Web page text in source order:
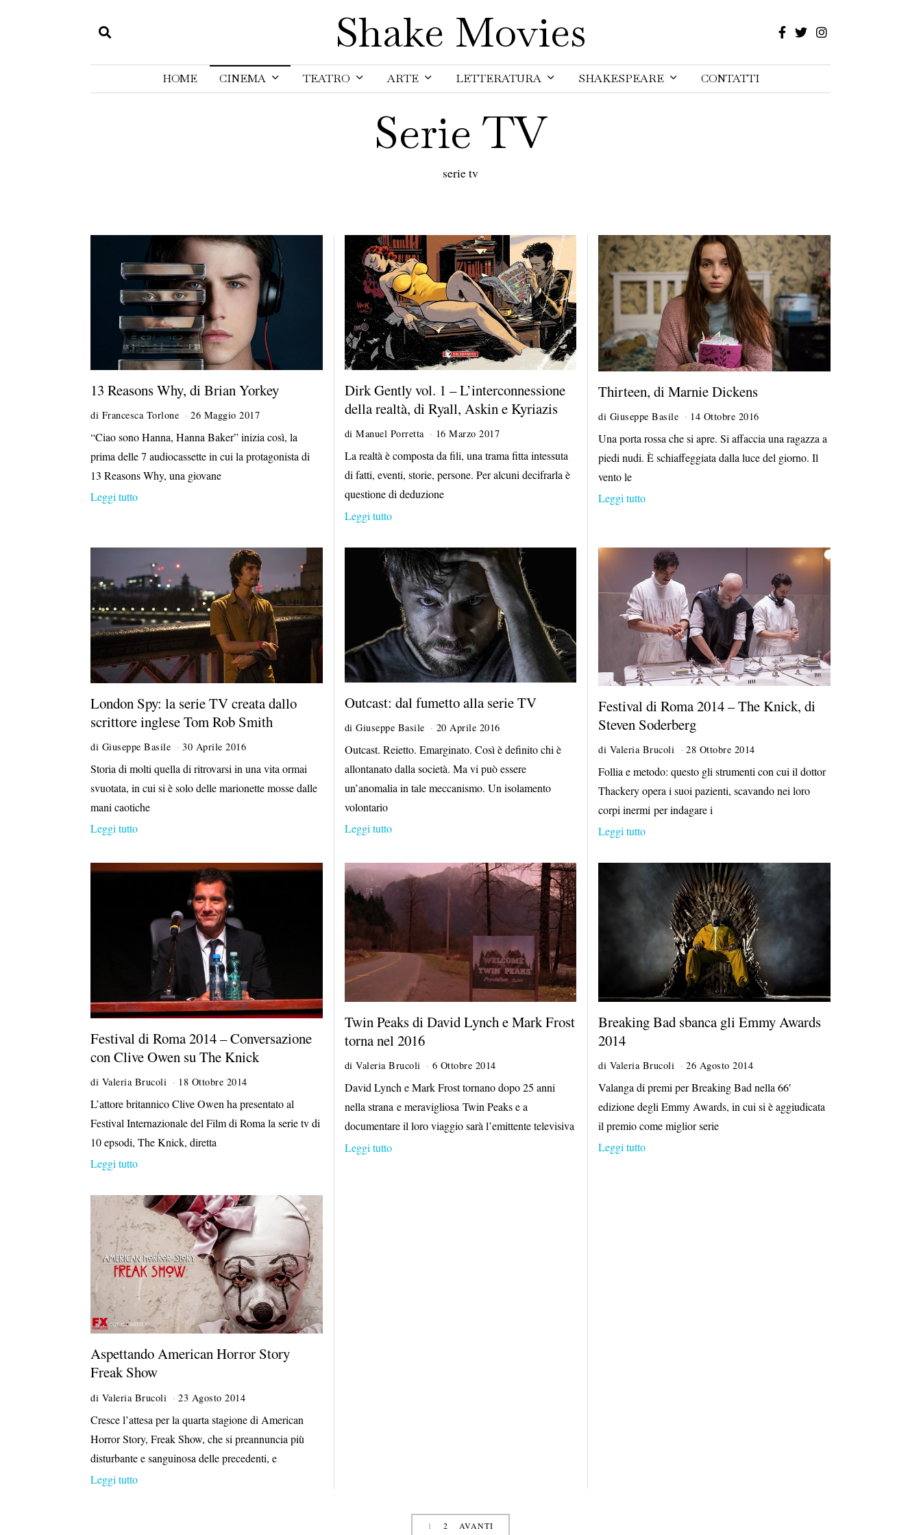
Shake Movies
HOME CINEMA TEATRO ARTE LETTERATURA SHAKESPEARE CONTATTI
Serie TV
serie tv
13 Reasons Why, di Brian Yorkey
di Francesca Torlone 26 Maggio 2017
M
a
2
1
“Ciao sono Hanna, Hanna Baker” inizia così, la
prima delle 7 audiocassette in cui la protagonista di
13 Reasons Why, una giovane
Leggi tutto
Dirk Gently vol. 1 – L’interconnessione
della realtà, di Ryall, Askin e Kyriazis
diManuel Porretta 16 Marzo 2017
La realtà è composta da fili, una trama fitta intessuta
di fatti, eventi, storie, persone. Per alcuni decifrarla è
questione di deduzione
Leggi tutto
Thirteen, di Marnie Dickens
di Giuseppe Basile 14 Ottobre 2016
Una porta rossa che si apre. Si affaccia una ragazza a
piedi nudi. È schiaffeggiata dalla luce del giorno. Il
vento le
Leggi tutto
London Spy: la serie TV creata dallo
scrittore inglese Tom Rob Smith
di Giuseppe Basile 30 Aprile 2016
Storia di molti quella di ritrovarsi in una vita ormai
svuotata, in cui si è solo delle marionette mosse dalle
mani caotiche
Leggi tutto
Outcast: dal fumetto alla serie TV
diGiuseppe Basile 20 Aprile 2016
Outcast. Reietto. Emarginato. Così è definito chi è
allontanato dalla società. Ma vi può essere
un’anomalia in tale meccanismo. Un isolamento
volontario
Leggi tutto
Festival di Roma 2014 – The Knick, di
Steven Soderberg
di Valeria Brucoli 28 Ottobre 2014
o
v
2
0
1
4
Follia e metodo: questo gli strumenti con cui il dottor
Thackery opera i suoi pazienti, scavando nei loro
corpi inermi per indagare i
Leggi tutto
Festival di Roma 2014 – Conversazione
con Clive Owen su The Knick
di Valeria Brucoli 18 Ottobre 2014
o
v
2
0
1
L’attore britannico Clive Owen ha presentato al
Festival Internazionale del Film di Roma la serie tv di
10 epsodi, The Knick, diretta
Leggi tutto
Twin Peaks di David Lynch e Mark Frost
torna nel 2016
diValeria Brucoli 6 Ottobre 2014
o
v
m
David Lynch e Mark Frost tornano dopo 25 anni
nella strana e meravigliosa Twin Peaks e a
documentare il loro viaggio sarà l’emittente televisiva
Leggi tutto
Breaking Bad sbanca gli Emmy Awards
2014
di Valeria Brucoli 26 Agosto 2014
o
v
Valanga di premi per Breaking Bad nella 66′
edizione degli Emmy Awards, in cui si è aggiudicata
il premio come miglior serie
Leggi tutto
Aspettando American Horror Story
Freak Show
di Valeria Brucoli 23 Agosto 2014
o
v
e
m
Cresce l’attesa per la quarta stagione di American
Horror Story, Freak Show, che si preannuncia più
disturbante e sanguinosa delle precedenti, e
Leggi tutto
1 2 AVANTI